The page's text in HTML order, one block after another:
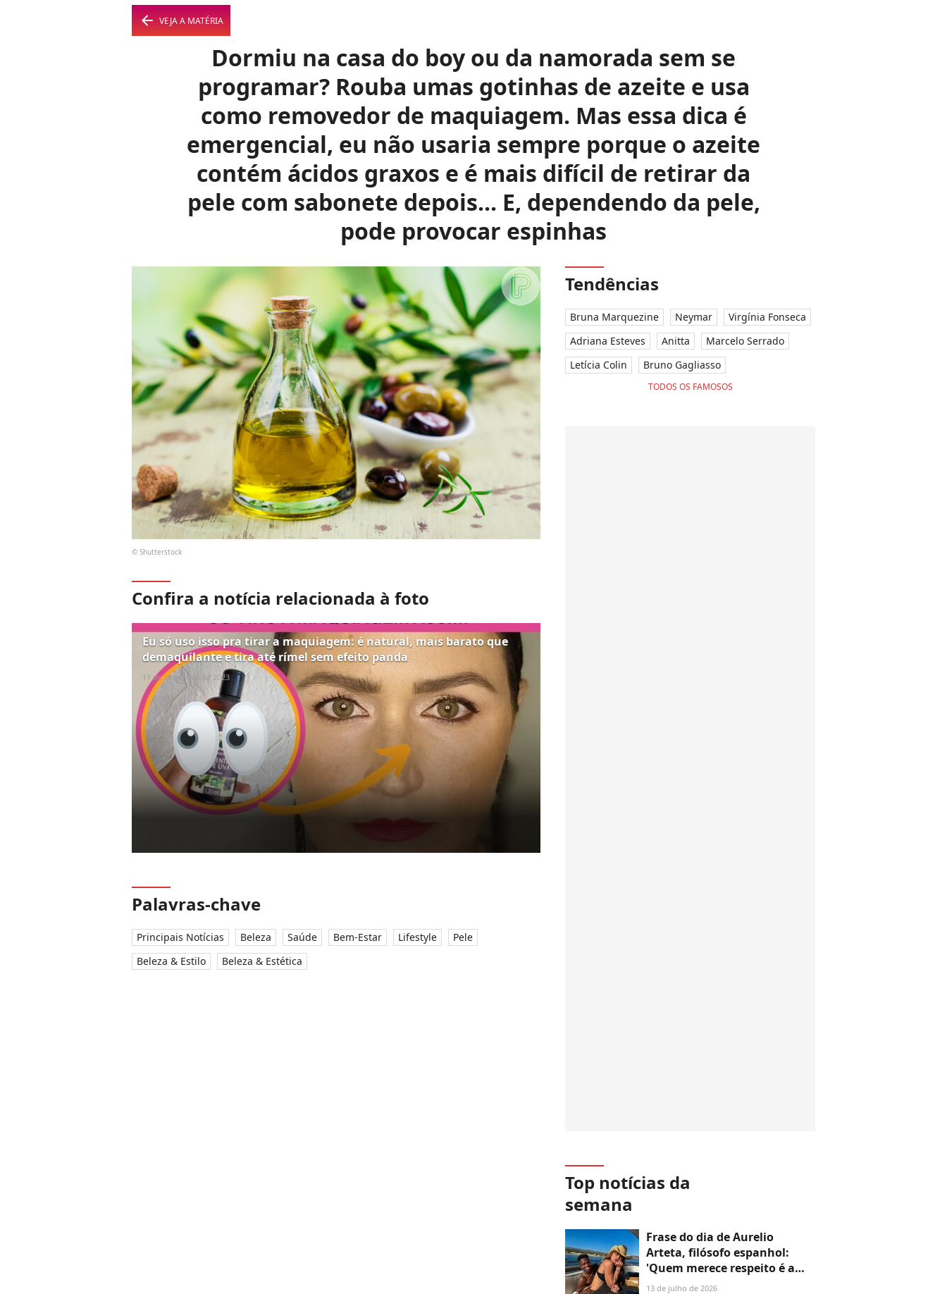
arrow_left VEJA A MATÉRIA
Dormiu na casa do boy ou da namorada sem se
programar? Rouba umas gotinhas de azeite e usa
como removedor de maquiagem. Mas essa dica é
emergencial, eu não usaria sempre porque o azeite
contém ácidos graxos e é mais difícil de retirar da
pele com sabonete depois... E, dependendo da pele,
pode provocar espinhas
© Shutterstock
Confira a notícia relacionada à foto
Eu só uso isso pra tirar a maquiagem: é natural, mais barato que
demaquilante e tira até rímel sem efeito panda
11 de setembro de 2023
Palavras-chave
Principais Notícias Beleza Saúde Bem-Estar Lifestyle
Pele
Beleza & Estilo
Beleza & Estética
Tendências
Bruna Marquezine Neymar
Virgínia Fonseca
Adriana Esteves
Anitta
Marcelo Serrado
Letícia Colin
Bruno Gagliasso
TODOS OS FAMOSOS
Top notícias da
semana
Frase do dia de Aurelio
Arteta, filósofo espanhol:
'Quem merece respeito é a
pessoa, e com muita
13 de julho de 2026